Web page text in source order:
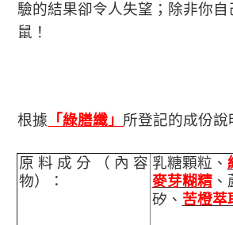
驗的結果卻令人失望；除非你
鼠！
根據 「綠膳纖」 所登記的成份說
原料成分（內容
物）：
乳糖顆粒、
麥芽糊精、
矽、 苦橙萃